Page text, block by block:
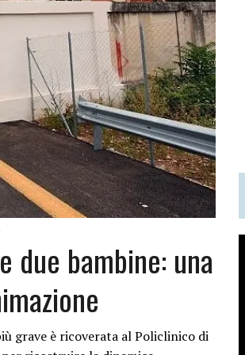
due bambine: una
grave è ricoverata al Policlinico di